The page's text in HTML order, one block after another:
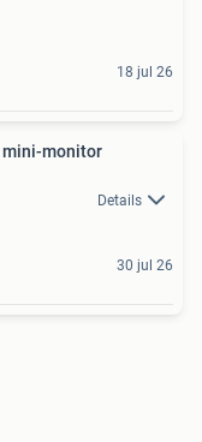
18 jul 26
Details
30 jul 26